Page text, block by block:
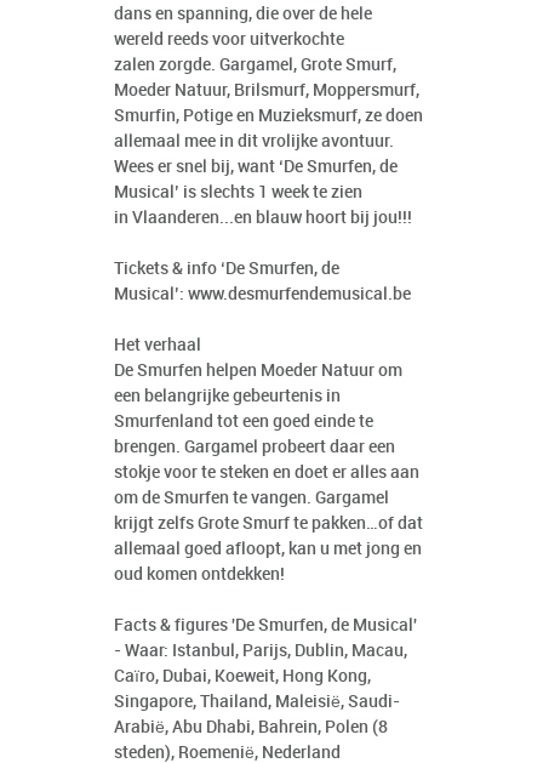
dans en spanning, die over de hele
wereld reeds voor uitverkochte
zalen zorgde. Gargamel, Grote Smurf,
Moeder Natuur, Brilsmurf, Moppersmurf,
Smurfin, Potige en Muzieksmurf, ze doen
allemaal mee in dit vrolijke avontuur.
Wees er snel bij, want ‘De Smurfen, de
Musical’ is slechts 1 week te zien
in Vlaanderen...en blauw hoort bij jou!!!
Tickets & info ‘De Smurfen, de
Musical’: www.desmurfendemusical.be
Het verhaal
De Smurfen helpen Moeder Natuur om
een belangrijke gebeurtenis in
Smurfenland tot een goed einde te
brengen. Gargamel probeert daar een
stokje voor te steken en doet er alles aan
om de Smurfen te vangen. Gargamel
krijgt zelfs Grote Smurf te pakken…of dat
allemaal goed afloopt, kan u met jong en
oud komen ontdekken!
Facts & figures 'De Smurfen, de Musical'
- Waar: Istanbul, Parijs, Dublin, Macau,
Caïro, Dubai, Koeweit, Hong Kong,
Singapore, Thailand, Maleisië, Saudi-
Arabië, Abu Dhabi, Bahrein, Polen (8
steden), Roemenië, Nederland